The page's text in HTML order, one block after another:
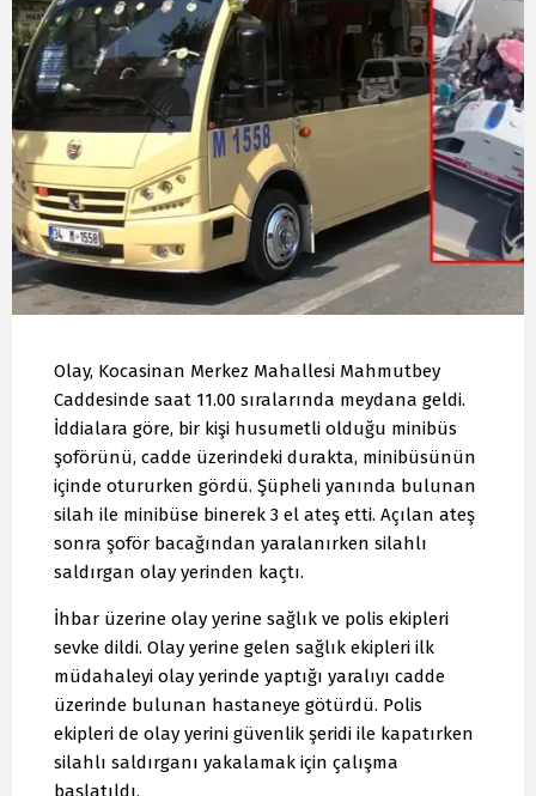
Olay, Kocasinan Merkez Mahallesi Mahmutbey
Caddesinde saat 11.00 sıralarında meydana geldi.
İddialara göre, bir kişi husumetli olduğu minibüs
şoförünü, cadde üzerindeki durakta, minibüsünün
içinde otururken gördü. Şüpheli yanında bulunan
silah ile minibüse binerek 3 el ateş etti. Açılan ateş
sonra şoför bacağından yaralanırken silahlı
saldırgan olay yerinden kaçtı.
İhbar üzerine olay yerine sağlık ve polis ekipleri
sevke dildi. Olay yerine gelen sağlık ekipleri ilk
müdahaleyi olay yerinde yaptığı yaralıyı cadde
üzerinde bulunan hastaneye götürdü. Polis
ekipleri de olay yerini güvenlik şeridi ile kapatırken
silahlı saldırganı yakalamak için çalışma
başlatıldı.